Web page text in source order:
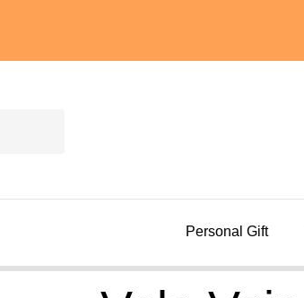
Personal Gift